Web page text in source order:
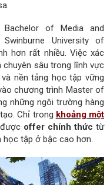
of Media and
University of
hơn rất nhiều. Việc xác
sâu trong lĩnh vực
nền tảng học tập vững
chương trình Master of
những ngôi trường hàng
Chỉ trong khoảng một
offer chính thức từ
tập ở bậc cao hơn.